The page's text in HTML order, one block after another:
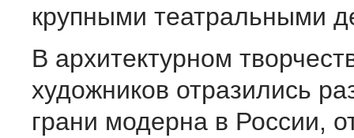
крупными театральными
В архитектурном
художников отразились
грани модерна в России,